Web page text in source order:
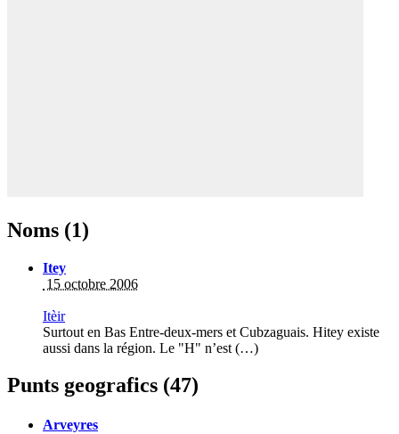
Noms (1)
Itey
15 octobre 2006
Itèir
Surtout en Bas Entre-deux-mers et Cubzaguais. Hitey existe
aussi dans la région. Le "H" n’est (…)
Punts geografics (47)
Arveyres